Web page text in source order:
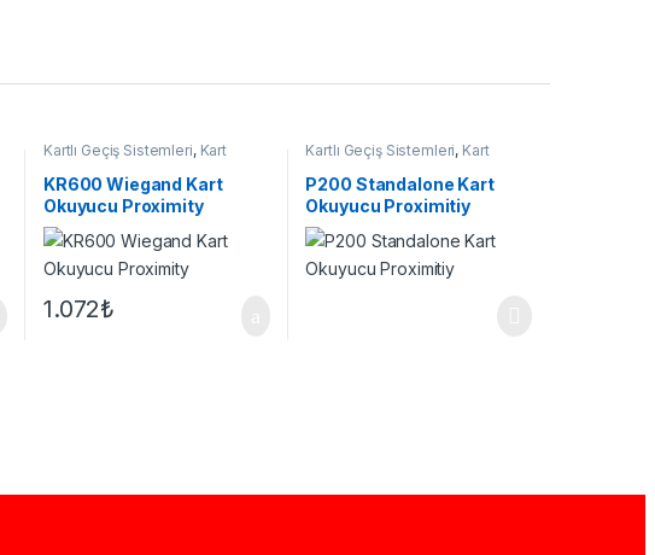
Kartlı Geçiş Sistemleri, Kart
Okuyucu
KR600 Wiegand Kart
Okuyucu Proximity
1.072₺
Kartlı Geçiş Sistemleri, Kart
Okuyucu
P200 Standalone Kart
Okuyucu Proximitiy